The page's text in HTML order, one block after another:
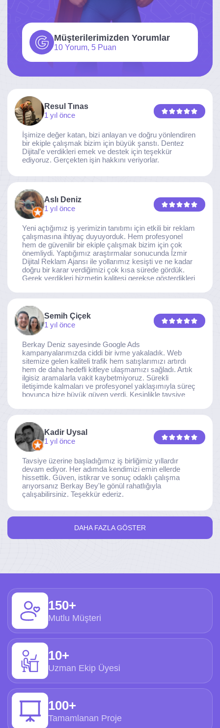
Müşterilerimizden Yorumlar
10 Yorum, 5 Puan
Resul Tınas
1 yıl önce
İşimize değer katan, bizi anlayan ve doğru yönlendiren
bir ekiple çalışmak bizim için büyük şanstı. Dentez
Dijital’e verdikleri emek ve destek için teşekkür
ediyoruz. Gerçekten işin hakkını veriyorlar.
Aslı Deniz
1 yıl önce
Yeni açtığımız iş yerimizin tanıtımı için etkili bir reklam
çalışmasına ihtiyaç duyuyorduk. Hem profesyonel
hem de güvenilir bir ekiple çalışmak bizim için çok
önemliydi. Yaptığımız araştırmalar sonucunda İzmir
Dijital Reklam Ajansı ile yollarımız kesişti ve ne kadar
doğru bir karar verdiğimizi çok kısa sürede gördük.
Gerek verdikleri hizmetin kalitesi gerekse gösterdikleri
noktaya ulaştı. Kaliteden asla taviz vermeyen, her
ekibine gönülden teşekkür ederiz.
Semih Çiçek
1 yıl önce
Berkay Deniz sayesinde Google Ads
kampanyalarımızda ciddi bir ivme yakaladık. Web
sitemize gelen kaliteli trafik hem satışlarımızı artırdı
hem de daha hedefli kitleye ulaşmamızı sağladı. Artık
ilgisiz aramalarla vakit kaybetmiyoruz. Sürekli
iletişimde kalmaları ve profesyonel yaklaşımıyla süreç
boyunca bize büyük güven verdi. Kesinlikle tavsiye
Kadir Uysal
1 yıl önce
Tavsiye üzerine başladığımız iş birliğimiz yıllardır
devam ediyor. Her adımda kendimizi emin ellerde
hissettik. Güven, istikrar ve sonuç odaklı çalışma
arıyorsanız Berkay Bey'le gönül rahatlığıyla
çalışabilirsiniz. Teşekkür ederiz.
DAHA FAZLA GÖSTER
150+
Mutlu Müşteri
10+
Uzman Ekip Üyesi
100+
Tamamlanan Proje